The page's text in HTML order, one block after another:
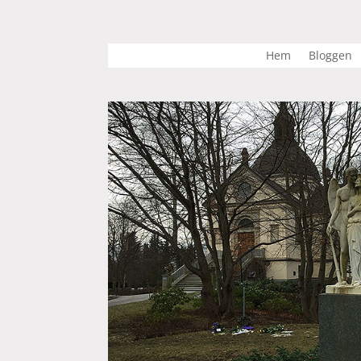
Hem Bloggen